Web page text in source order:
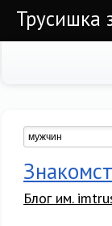
Трусишка
Блог им.